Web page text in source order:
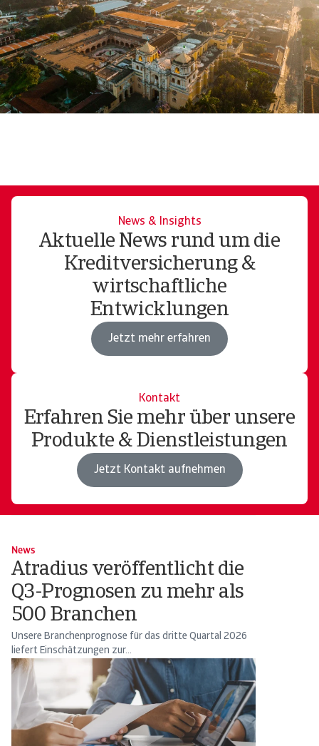
News & Insights
Aktuelle News rund um die
Kreditversicherung &
wirtschaftliche
Entwicklungen
Jetzt mehr erfahren
Kontakt
Erfahren Sie mehr über unsere
Produkte & Dienstleistungen
Jetzt Kontakt aufnehmen
News
Atradius veröffentlicht die
Q3-Prognosen zu mehr als
500 Branchen
Unsere Branchenprognose für das dritte Quartal 2026
liefert Einschätzungen zur...